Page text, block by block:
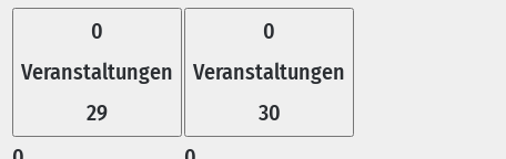
0
Veranstaltungen
29
0
Veranstaltungen
30